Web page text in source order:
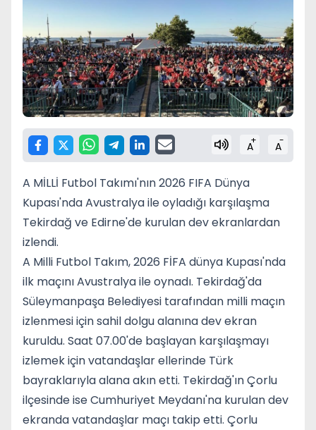
A+ A-
A MİLLİ Futbol Takımı'nın 2026 FIFA Dünya
Kupası'nda Avustralya ile oyladığı karşılaşma
Tekirdağ ve Edirne'de kurulan dev ekranlardan
izlendi.
A Milli Futbol Takım, 2026 FİFA dünya Kupası'nda
ilk maçını Avustralya ile oynadı. Tekirdağ'da
Süleymanpaşa Belediyesi tarafından milli maçın
izlenmesi için sahil dolgu alanına dev ekran
kuruldu. Saat 07.00'de başlayan karşılaşmayı
izlemek için vatandaşlar ellerinde Türk
bayraklarıyla alana akın etti. Tekirdağ'ın Çorlu
ilçesinde ise Cumhuriyet Meydanı'na kurulan dev
ekranda vatandaşlar maçı takip etti. Çorlu